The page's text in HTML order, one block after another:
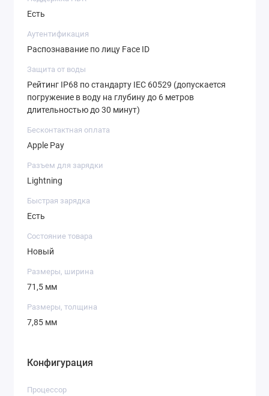
Есть
Аутентификация
Распознавание по лицу Face ID
Защита от воды
Рейтинг IP68 по стандарту IEC 60529 (допускается
погружение в воду на глубину до 6 метров
длительностью до 30 минут)
Бесконтактная оплата
Apple Pay
Разъем для зарядки
Lightning
Быстрая зарядка
Есть
Состояние товара
Новый
Размеры, ширина
71,5 мм
Размеры, толщина
7,85 мм
Конфигурация
Процессор